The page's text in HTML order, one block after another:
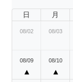
日 月
08/02 08/03
08/09
▲
08/10
▲